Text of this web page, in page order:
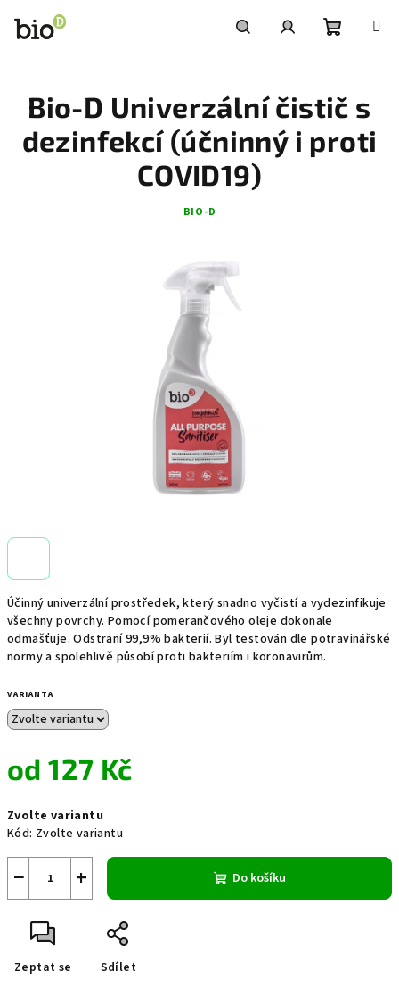
obsah
košík
Účinný univerzální prostředek, který snadno vyčistí a vydezinfikuje
všechny povrchy. Pomocí pomerančového oleje dokonale
odmašťuje. Odstraní 99,9% bakterií. Byl testován dle potravinářské
normy a spolehlivě působí proti bakteriím i koronavirům.
VARIANTA
od127 Kč
cena:
Zvolte variantu
Kód: Zvolte variantu
+
− Do košíku
Zeptat se Sdílet
Bio-D Univerzální čistič s
dezinfekcí (účninný i proti
COVID19)
BIO-D